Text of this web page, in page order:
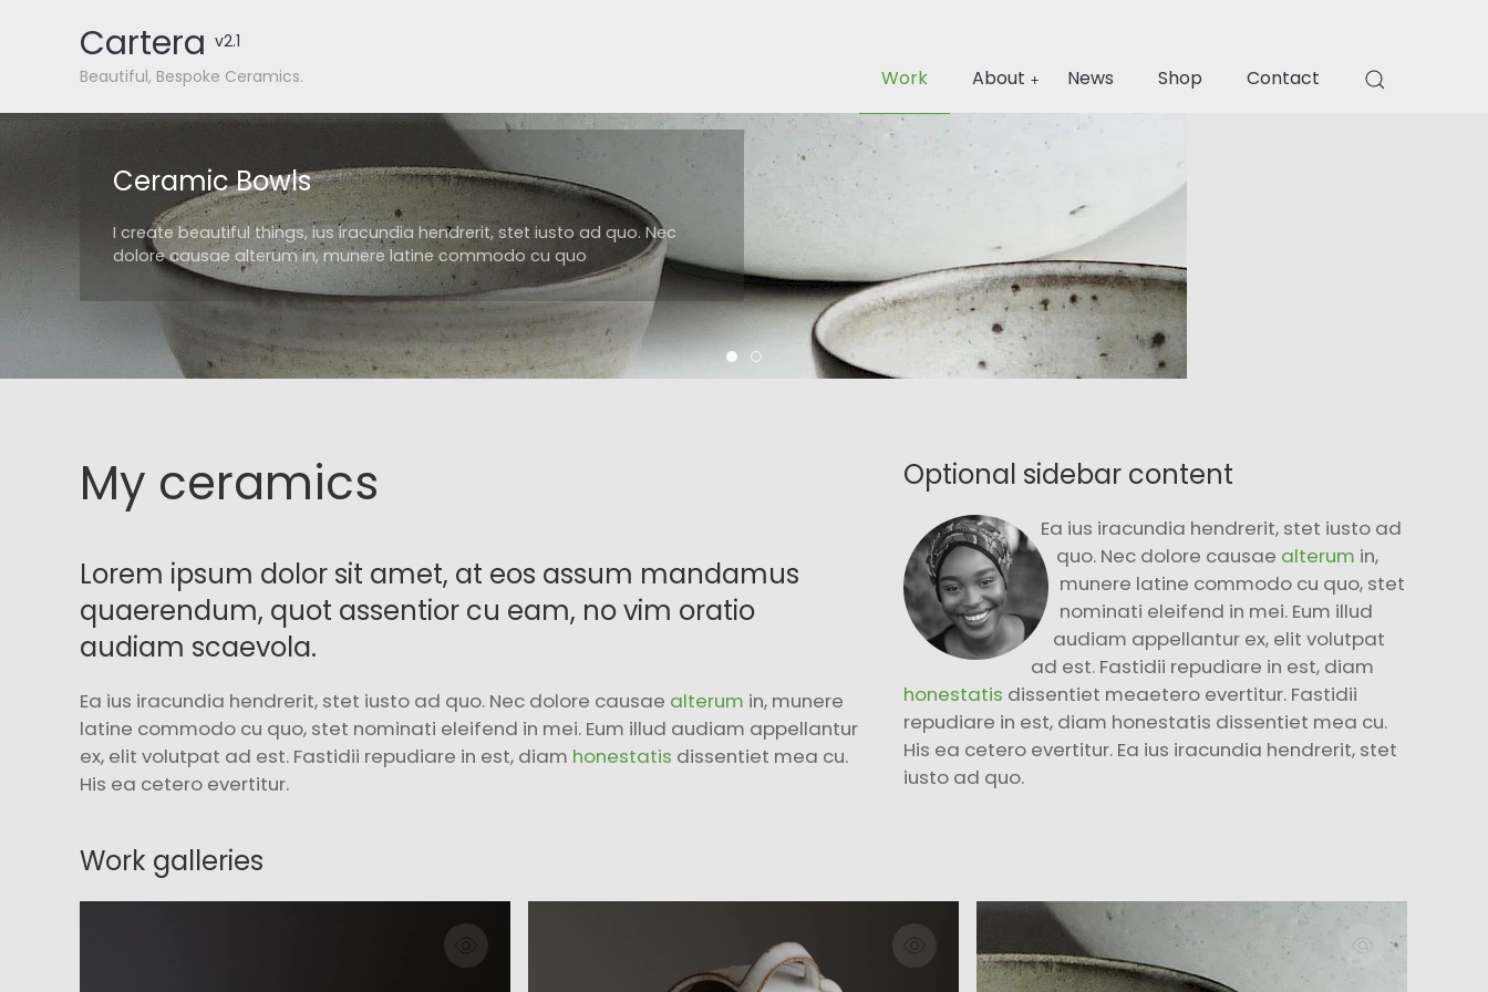
Cartera v2.1
Beautiful, Bespoke Ceramics.
Work About News Shop Contact Menu
Ceramic Bowls
I create beautiful things, ius iracundia hendrerit, stet iusto ad quo. Nec
dolore causae alterum in, munere latine commodo cu quo
My ceramics
Lorem ipsum dolor sit amet, at eos assum mandamus
quaerendum, quot assentior cu eam, no vim oratio
audiam scaevola.
Ea ius iracundia hendrerit, stet iusto ad quo. Nec dolore causae alterum in, munere
latine commodo cu quo, stet nominati eleifend in mei. Eum illud audiam appellantur
ex, elit volutpat ad est. Fastidii repudiare in est, diam honestatis dissentiet mea cu.
His ea cetero evertitur.
Optional sidebar content
Ea ius iracundia hendrerit, stet iusto ad
quo. Nec dolore causae alterum in,
munere latine commodo cu quo, stet
nominati eleifend in mei. Eum illud
audiam appellantur ex, elit volutpat
ad est. Fastidii repudiare in est, diam
honestatis dissentiet meaetero evertitur. Fastidii
repudiare in est, diam honestatis dissentiet mea cu.
His ea cetero evertitur. Ea ius iracundia hendrerit, stet
iusto ad quo.
Work galleries